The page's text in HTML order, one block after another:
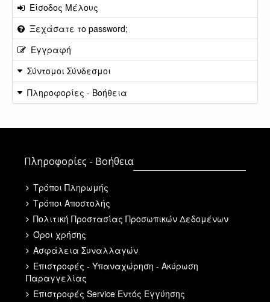
Είσοδος Μέλους
Ξεχάσατε το password;
Εγγραφή
Σύντομοι Σύνδεσμοι
Πληροφορίες - Βοήθεια
Πληροφορίες - Βοήθεια
Τρόποι Πληρωμής
Τρόποι Αποστολής
Πολιτική Προστασίας Προσωπικών Δεδομένων
Όροι χρήσης
Ασφάλεια Συναλλαγών
Επιστροφές - Υπαναχώρηση - Ακύρωση
Παραγγελίας
Επιστροφές Service Εντός Εγγύησης